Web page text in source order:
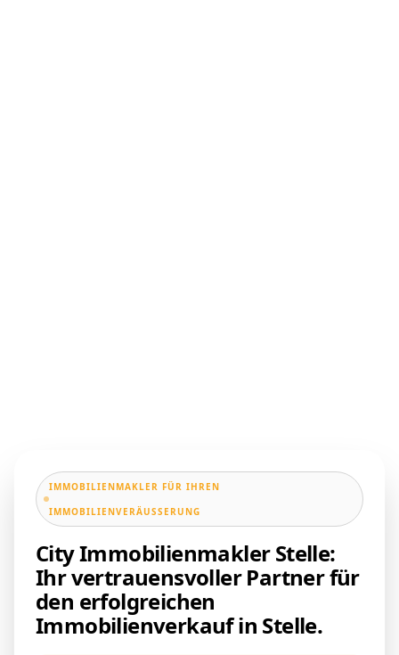
IMMOBILIENMAKLER FÜR IHREN
IMMOBILIENVERÄUSSERUNG
City Immobilienmakler Stelle:
Ihr vertrauensvoller Partner für
den erfolgreichen
Immobilienverkauf in Stelle.